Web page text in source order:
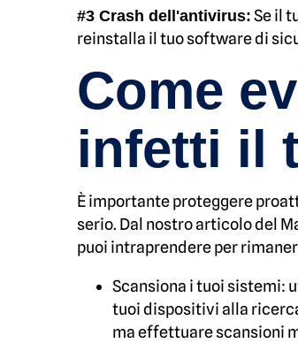
#3 Crash dell'antivirus: Se il
reinstalla il tuo software di
Come
infetti il
È importante proteggere
serio. Dal nostro articolo del
puoi intraprendere per
Scansiona i tuoi sistemi:
tuoi dispositivi alla
ma effettuare scansioni